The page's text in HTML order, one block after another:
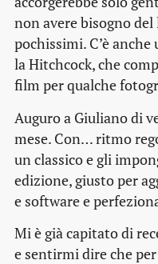
non avere bisogno
pochissimi. C’è
la Hitchcock, che
film per qualche
Auguro a Giuliano di
mese. Con… ritmo
un classico e gli
edizione, giusto per
e software e
Mi è già capitato di
e sentirmi dire che